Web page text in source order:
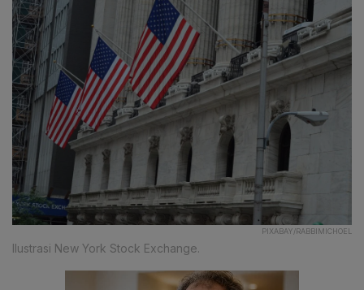
PIXABAY/RABBIMICHOEL
Ilustrasi New York Stock Exchange.